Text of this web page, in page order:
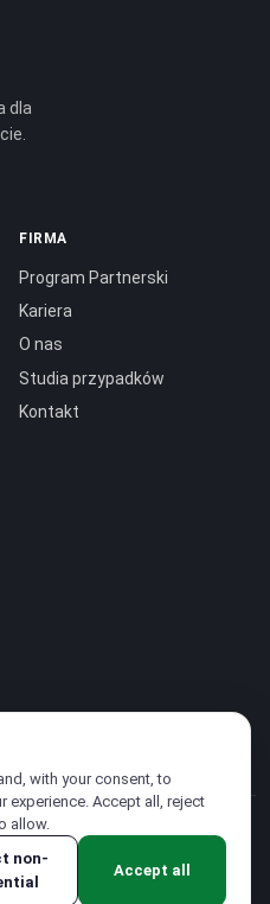
dla
FIRMA
Program Partnerski
Kariera
O nas
Studia przypadków
Kontakt
prawa zastrzeżone
świadczenia usług
with your consent, to
experience. Accept all, reject
allow.
non-
Accept all